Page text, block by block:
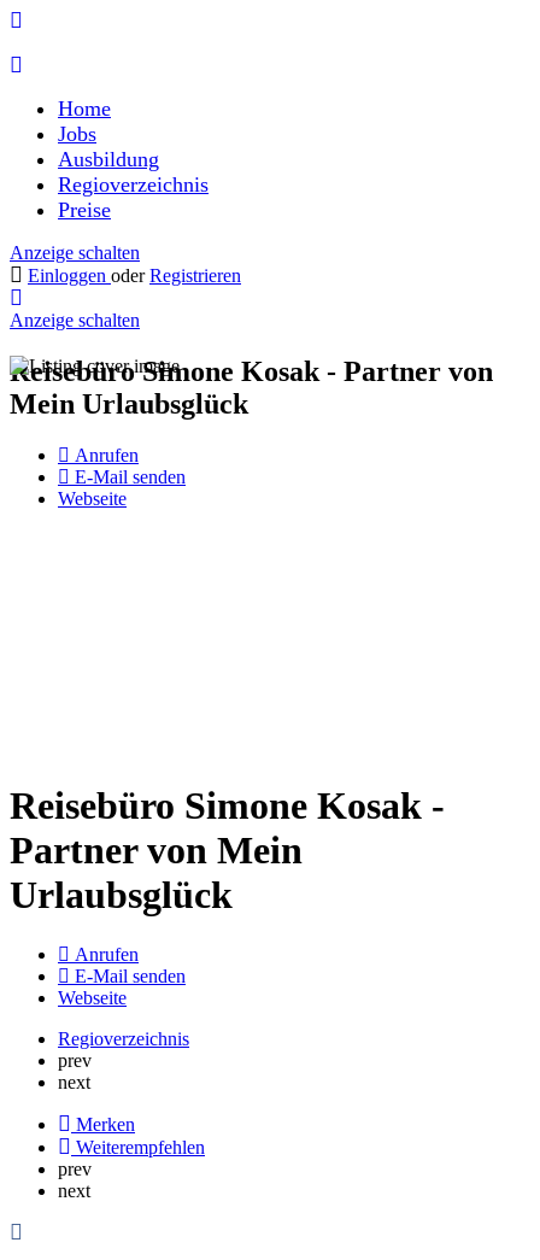
Home
Jobs
Ausbildung
Regioverzeichnis
Preise
Anzeige schalten
Einloggen oder Registrieren
Anzeige schalten
Reisebüro Simone Kosak - Partner von
Mein Urlaubsglück
Anrufen
E-Mail senden
Webseite
Reisebüro Simone Kosak -
Partner von Mein
Urlaubsglück
Anrufen
E-Mail senden
Webseite
Regioverzeichnis
prev
next
Merken
Weiterempfehlen
prev
next